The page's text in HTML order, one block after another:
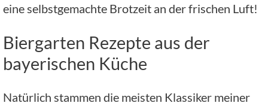
eine selbstgemachte Brotzeit an der frischen Luft!
Biergarten Rezepte aus der
bayerischen Küche
Natürlich stammen die meisten Klassiker meiner